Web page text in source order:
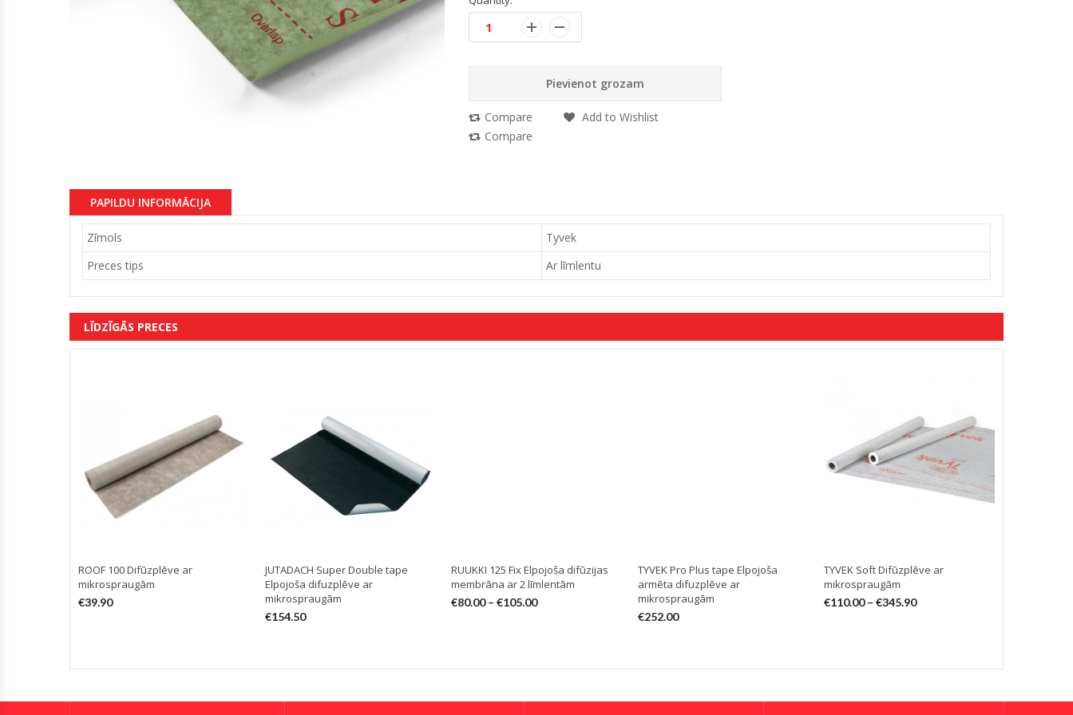
Pievienot grozam
Compare
Add to Wishlist
Compare
PAPILDU INFORMĀCIJA
Zīmols
Tyvek
Preces tips
Ar līmlentu
LĪDZĪGĀS PRECES
ROOF 100 Difūzplēve ar
mikrospraugām
€39.90
JUTADACH Super Double tape
Elpojoša difuzplēve ar
mikrospraugām
€154.50
RUUKKI 125 Fix Elpojoša difūzijas
membrāna ar 2 līmlentām
€80.00–€105.00
TYVEK Pro Plus tape Elpojoša
armēta difuzplēve ar
mikrospraugām
€252.00
TYVEK Soft Difūzplēve ar
mikrospraugām
€110.00–€345.90